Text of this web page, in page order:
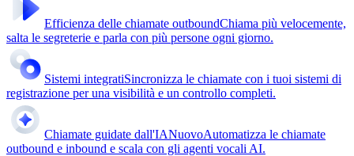
Efficienza delle chiamate outboundChiama più velocemente,
salta le segreterie e parla con più persone ogni giorno.
Sistemi integratiSincronizza le chiamate con i tuoi sistemi di
registrazione per una visibilità e un controllo completi.
Chiamate guidate dall'IANuovoAutomatizza le chiamate
outbound e inbound e scala con gli agenti vocali AI.